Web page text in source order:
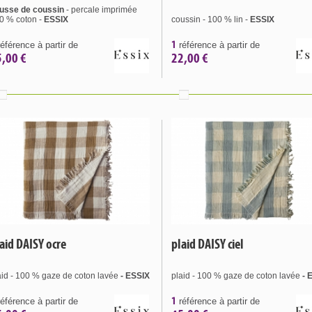
de coussin - percale imprimée
% coton - ESSIX
à partir de
€
coussin - 100 % lin - ESSIX
1 référence à partir de
22,00 €
DAISY ocre
- 100 % gaze de coton lavée - ESSIX
à partir de
plaid DAISY ciel
plaid - 100 % gaze de coton lavée -
1 référence à partir de